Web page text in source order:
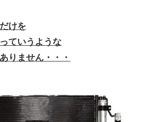
けを
ていうような
りません・・・